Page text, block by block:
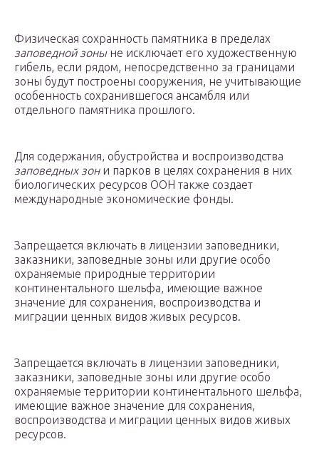
Физическая сохранность памятника в пределах
заповедной зоныне исключает его художественную
гибель, если рядом, непосредственно за границами
зоны будут построены сооружения, не учитывающие
особенность сохранившегося ансамбля или
отдельного памятника прошлого.
Для содержания, обустройства и воспроизводства
заповедных зони парков в целях сохранения в них
биологических ресурсов ООН также создает
международные экономические фонды.
Запрещается включать в лицензии заповедники,
заказники, заповедные зоны или другие особо
охраняемые природные территории
континентального шельфа, имеющие важное
значение для сохранения, воспроизводства и
миграции ценных видов живых ресурсов.
Запрещается включать в лицензии заповедники,
заказники, заповедные зоны или другие особо
охраняемые территории континентального шельфа,
имеющие важное значение для сохранения,
воспроизводства и миграции ценных видов живых
ресурсов.